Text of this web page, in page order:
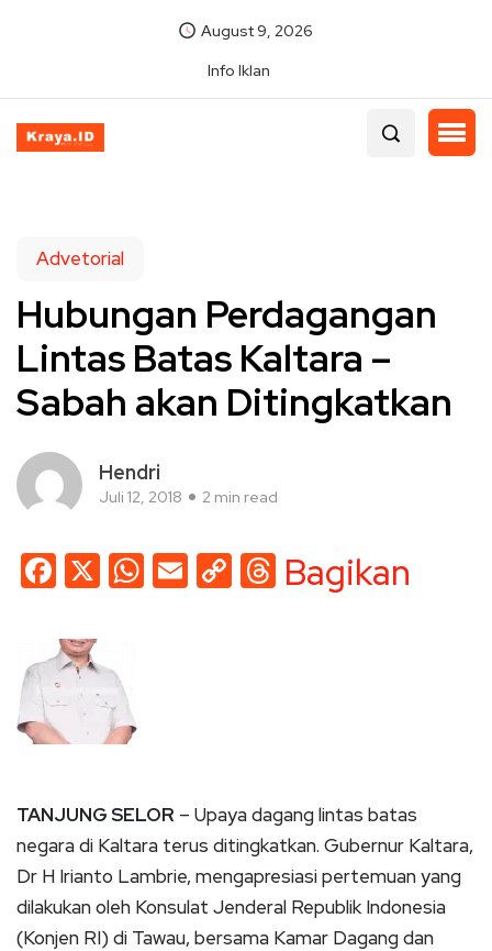
August 9, 2026
Info Iklan
Advetorial
Hubungan Perdagangan
Lintas Batas Kaltara –
Sabah akan Ditingkatkan
Hendri
Juli 12, 2018 2 min read
Facebook
X WhatsApp
EmailCopyThreads
Bagikan
TANJUNG SELOR – Upaya dagang lintas batas
negara di Kaltara terus ditingkatkan. Gubernur Kaltara,
Dr H Irianto Lambrie, mengapresiasi pertemuan yang
dilakukan oleh Konsulat Jenderal Republik Indonesia
(Konjen RI) di Tawau, bersama Kamar Dagang dan